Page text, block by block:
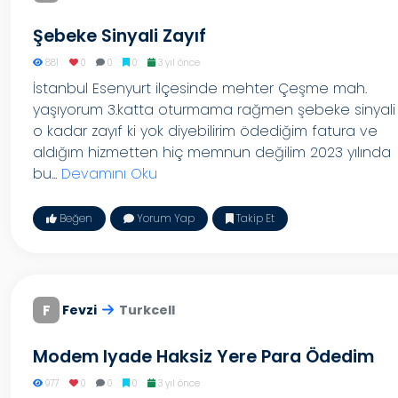
Şebeke Sinyali Zayıf
881 0 0 0 3 yıl önce
İstanbul Esenyurt ilçesinde mehter Çeşme mah.
yaşıyorum 3.katta oturmama rağmen şebeke sinyali
o kadar zayıf ki yok diyebilirim ödediğim fatura ve
aldığım hizmetten hiç memnun değilim 2023 yılında
bu... Devamını Oku
Beğen Yorum Yap Takip Et
F Fevzi Turkcell
Modem Iyade Haksiz Yere Para Ödedim
977 0 0 0 3 yıl önce